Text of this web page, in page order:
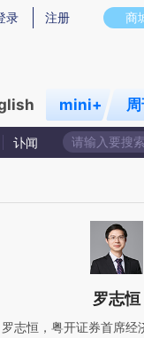
意图存在偏差。不代表财
商
录 注册
mini+ 周
讣闻
罗志恒
罗志恒，粤开证券首席经